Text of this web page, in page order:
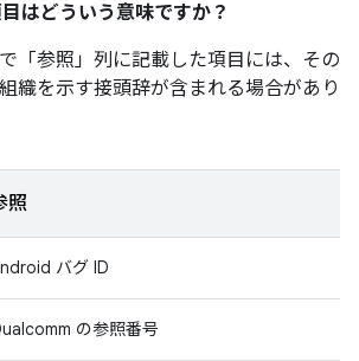
はどういう意味ですか？
「参照」 列に記載した項目には、その
織を示す接頭辞が含まれる場合があり
照
バグ ID
の参照番号